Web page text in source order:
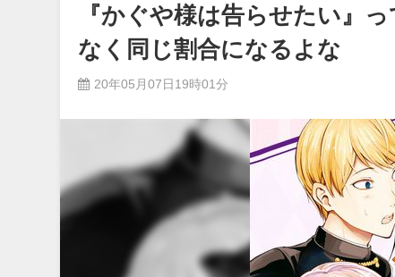
『かぐや様は告らせたい』
なく同じ割合になるよな
20年05月07日19時01分